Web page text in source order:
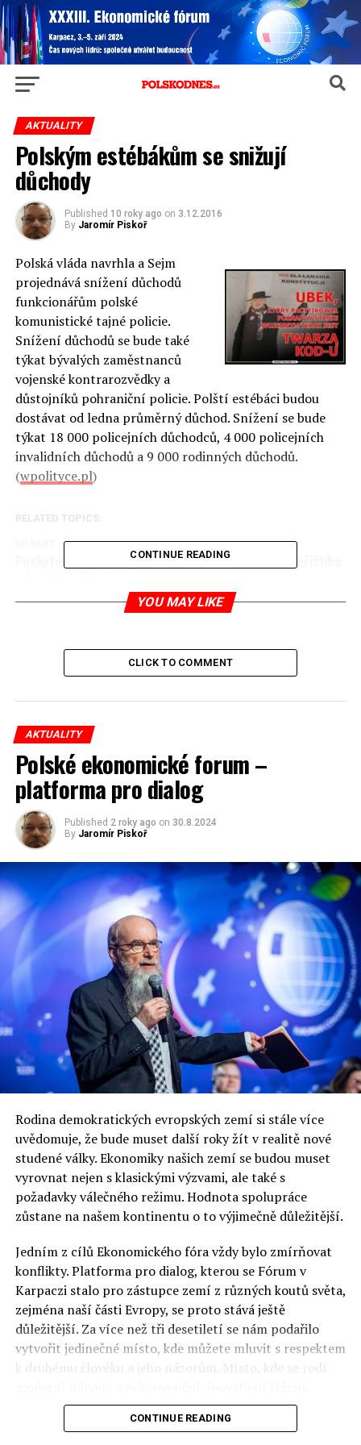
AKTUALITY
Polským estébákům se snižují
důchody
Published 10 roky ago on 3.12.2016
By Jaromír Piskoř
Polská vláda navrhla a Sejm
projednává snížení důchodů
funkcionářům polské
komunistické tajné policie.
Snížení důchodů se bude také
týkat bývalých zaměstnanců
vojenské kontrarozvědky a
důstojníků pohraniční policie. Polští estébáci budou
dostávat od ledna průměrný důchod. Snížení se bude
týkat 18 000 policejních důchodců, 4 000 policejních
invalidních důchodů a 9 000 rodinných důchodů.
(wpolityce.pl)
RELATED TOPICS:
Poskytování služeb polským společnostem se od příštího
DON'T MISS
Polsko získá schopnost ničit cíle na vzdálenost 900 km
Jaromír Piskoř
redaktor a editor polskodnes.cz
CONTINUE READING
YOU MAY LIKE
CLICK TO COMMENT
AKTUALITY
Polské ekonomické forum –
platforma pro dialog
Published 2 roky ago on 30.8.2024
By Jaromír Piskoř
Rodina demokratických evropských zemí si stále více
uvědomuje, že bude muset další roky žít v realitě nové
studené války. Ekonomiky našich zemí se budou muset
vyrovnat nejen s klasickými výzvami, ale také s
požadavky válečného režimu. Hodnota spolupráce
zůstane na našem kontinentu o to výjimečně důležitější.
Jedním z cílů Ekonomického fóra vždy bylo zmírňovat
konflikty. Platforma pro dialog, kterou se Fórum v
Karpaczi stalo pro zástupce zemí z různých koutů světa,
zejména naší části Evropy, se proto stává ještě
důležitější. Za více než tři desetiletí se nám podařilo
vytvořit jedinečné místo, kde můžete mluvit s respektem
k druhému člověku a jeho názorům. Místo, kde se rodí
Polsko musí mít instituce, jejichž horizont činnosti je
CONTINUE READING